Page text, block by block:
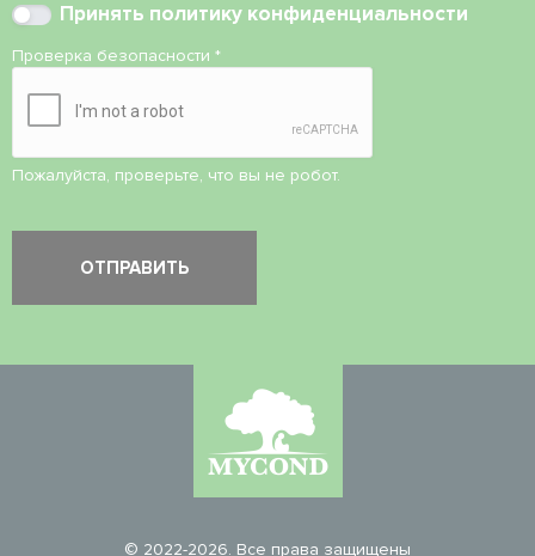
Принять политику конфиденциальности
Проверка безопасности *
Пожалуйста, проверьте, что вы не робот.
© 2022-2026. Все права защищены